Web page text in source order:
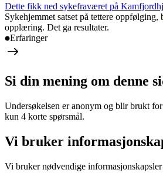
Dette fikk ned sykefraværet på
Sykehjemmet satset på tettere oppfølging,
opplæring. Det ga resultater.
Erfaringer
Si din mening om denne
Undersøkelsen er anonym og blir brukt
kun 4 korte spørsmål.
Vi bruker
Vi bruker nødvendige